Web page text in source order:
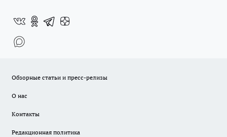
Обзорные статьи и пресс-релизы
О нас
Контакты
Редакционная политика